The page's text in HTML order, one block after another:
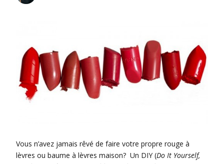
Vous n’avez jamais rêvé de faire votre propre rouge à
lèvres ou baume à lèvres maison? Un DIY (Do It Yourself,